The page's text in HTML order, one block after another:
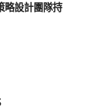
略設計團隊持